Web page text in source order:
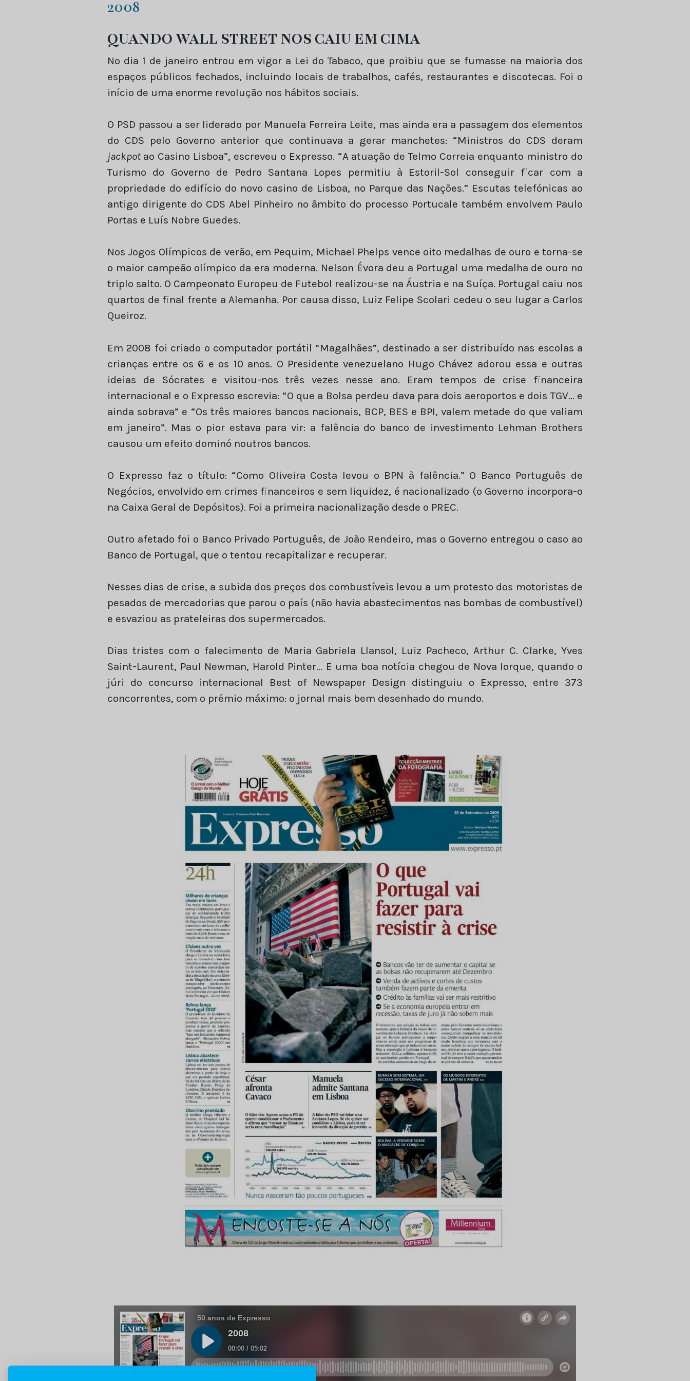
2008
QUANDO WALL STREET NOS CAIU EM CIMA
No dia 1 de janeiro entrou em vigor a Lei do Tabaco, que proibiu que se fumasse na maioria dos
espaços públicos fechados, incluindo locais de trabalhos, cafés, restaurantes e discotecas. Foi o
início de uma enorme revolução nos hábitos sociais.
O PSD passou a ser liderado por Manuela Ferreira Leite, mas ainda era a passagem dos elementos
do CDS pelo Governo anterior que continuava a gerar manchetes: “Ministros do CDS deram
jackpot ao Casino Lisboa”, escreveu o Expresso. “A atuação de Telmo Correia enquanto ministro do
Turismo do Governo de Pedro Santana Lopes permitiu à Estoril-Sol conseguir ficar com a
propriedade do edifício do novo casino de Lisboa, no Parque das Nações.” Escutas telefónicas ao
antigo dirigente do CDS Abel Pinheiro no âmbito do processo Portucale também envolvem Paulo
Portas e Luís Nobre Guedes.
Nos Jogos Olímpicos de verão, em Pequim, Michael Phelps vence oito medalhas de ouro e torna-se
o maior campeão olímpico da era moderna. Nelson Évora deu a Portugal uma medalha de ouro no
triplo salto. O Campeonato Europeu de Futebol realizou-se na Áustria e na Suíça. Portugal caiu nos
quartos de final frente a Alemanha. Por causa disso, Luiz Felipe Scolari cedeu o seu lugar a Carlos
Queiroz.
Em 2008 foi criado o computador portátil “Magalhães”, destinado a ser distribuído nas escolas a
crianças entre os 6 e os 10 anos. O Presidente venezuelano Hugo Chávez adorou essa e outras
ideias de Sócrates e visitou-nos três vezes nesse ano. Eram tempos de crise financeira
internacional e o Expresso escrevia: “O que a Bolsa perdeu dava para dois aeroportos e dois TGV… e
ainda sobrava” e “Os três maiores bancos nacionais, BCP, BES e BPI, valem metade do que valiam
em janeiro”. Mas o pior estava para vir: a falência do banco de investimento Lehman Brothers
causou um efeito dominó noutros bancos.
O Expresso faz o título: “Como Oliveira Costa levou o BPN à falência.” O Banco Português de
Negócios, envolvido em crimes financeiros e sem liquidez, é nacionalizado (o Governo incorpora-o
na Caixa Geral de Depósitos). Foi a primeira nacionalização desde o PREC.
Outro afetado foi o Banco Privado Português, de João Rendeiro, mas o Governo entregou o caso ao
Banco de Portugal, que o tentou recapitalizar e recuperar.
Nesses dias de crise, a subida dos preços dos combustíveis levou a um protesto dos motoristas de
pesados de mercadorias que parou o país (não havia abastecimentos nas bombas de combustível)
e esvaziou as prateleiras dos supermercados.
Dias tristes com o falecimento de Maria Gabriela Llansol, Luiz Pacheco, Arthur C. Clarke, Yves
Saint-Laurent, Paul Newman, Harold Pinter… E uma boa notícia chegou de Nova Iorque, quando o
júri do concurso internacional Best of Newspaper Design distinguiu o Expresso, entre 373
concorrentes, com o prémio máximo: o jornal mais bem desenhado do mundo.